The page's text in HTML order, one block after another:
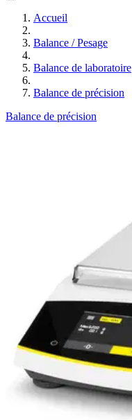
Accueil
Balance / Pesage
Balance de laboratoire
Balance de précision
Balance de précision